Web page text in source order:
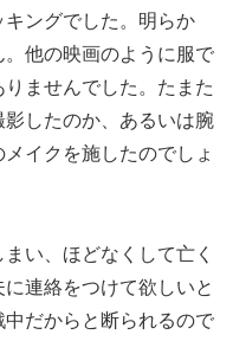
ングでした。明らか
他の映画のように服で
ませんでした。たまた
したのか、あるいは腕
イクを施したのでしょ
い、ほどなくして亡く
連絡をつけて欲しいと
だからと断られるので